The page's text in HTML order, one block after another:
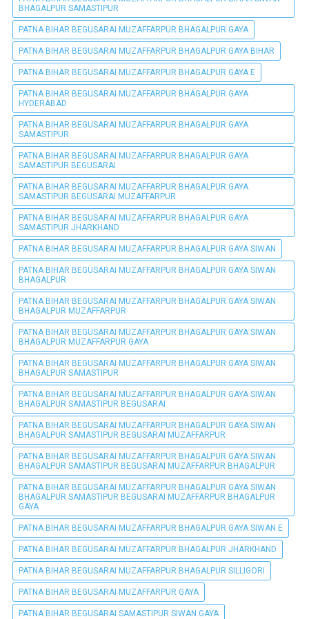
BHAGALPUR SAMASTIPUR
PATNA BIHAR BEGUSARAI MUZAFFARPUR BHAGALPUR GAYA
PATNA BIHAR BEGUSARAI MUZAFFARPUR BHAGALPUR GAYA BIHAR
PATNA BIHAR BEGUSARAI MUZAFFARPUR BHAGALPUR GAYA E
PATNA BIHAR BEGUSARAI MUZAFFARPUR BHAGALPUR GAYA
HYDERABAD
PATNA BIHAR BEGUSARAI MUZAFFARPUR BHAGALPUR GAYA
SAMASTIPUR
PATNA BIHAR BEGUSARAI MUZAFFARPUR BHAGALPUR GAYA
SAMASTIPUR BEGUSARAI
PATNA BIHAR BEGUSARAI MUZAFFARPUR BHAGALPUR GAYA
SAMASTIPUR BEGUSARAI MUZAFFARPUR
PATNA BIHAR BEGUSARAI MUZAFFARPUR BHAGALPUR GAYA
SAMASTIPUR JHARKHAND
PATNA BIHAR BEGUSARAI MUZAFFARPUR BHAGALPUR GAYA SIWAN
PATNA BIHAR BEGUSARAI MUZAFFARPUR BHAGALPUR GAYA SIWAN
BHAGALPUR
PATNA BIHAR BEGUSARAI MUZAFFARPUR BHAGALPUR GAYA SIWAN
BHAGALPUR MUZAFFARPUR
PATNA BIHAR BEGUSARAI MUZAFFARPUR BHAGALPUR GAYA SIWAN
BHAGALPUR MUZAFFARPUR GAYA
PATNA BIHAR BEGUSARAI MUZAFFARPUR BHAGALPUR GAYA SIWAN
BHAGALPUR SAMASTIPUR
PATNA BIHAR BEGUSARAI MUZAFFARPUR BHAGALPUR GAYA SIWAN
BHAGALPUR SAMASTIPUR BEGUSARAI
PATNA BIHAR BEGUSARAI MUZAFFARPUR BHAGALPUR GAYA SIWAN
BHAGALPUR SAMASTIPUR BEGUSARAI MUZAFFARPUR
PATNA BIHAR BEGUSARAI MUZAFFARPUR BHAGALPUR GAYA SIWAN
BHAGALPUR SAMASTIPUR BEGUSARAI MUZAFFARPUR BHAGALPUR
PATNA BIHAR BEGUSARAI MUZAFFARPUR BHAGALPUR GAYA SIWAN
BHAGALPUR SAMASTIPUR BEGUSARAI MUZAFFARPUR BHAGALPUR
GAYA
PATNA BIHAR BEGUSARAI MUZAFFARPUR BHAGALPUR GAYA SIWAN E
PATNA BIHAR BEGUSARAI MUZAFFARPUR BHAGALPUR JHARKHAND
PATNA BIHAR BEGUSARAI MUZAFFARPUR BHAGALPUR SILLIGORI
PATNA BIHAR BEGUSARAI MUZAFFARPUR GAYA
PATNA BIHAR BEGUSARAI SAMASTIPUR SIWAN GAYA